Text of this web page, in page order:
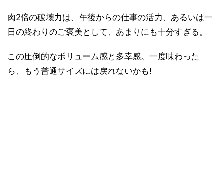
肉2倍の破壊力は、午後からの仕事の活力、あるいは一
日の終わりのご褒美として、あまりにも十分すぎる。
この圧倒的なボリューム感と多幸感。一度味わった
ら、もう普通サイズには戻れないかも!